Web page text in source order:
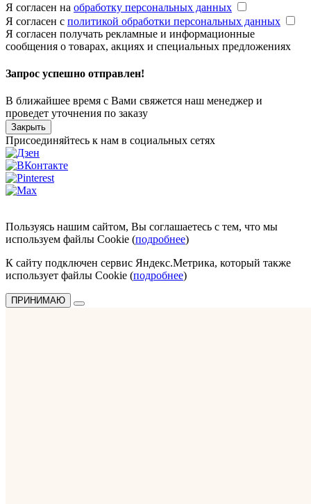
Я согласен на обработку персональных данных
Я согласен с политикой обработки персональных данных
Я согласен получать рекламные и информационные
сообщения о товарах, акциях и специальных предложениях
Запрос успешно отправлен!
В ближайшее время с Вами свяжется наш менеджер и
проведет уточнения по заказу
Закрыть
Присоединяйтесь к нам в социальных сетях
Пользуясь нашим сайтом, Вы соглашаетесь с тем, что мы
используем файлы Cookie (подробнее)
К сайту подключен сервис Яндекс.Метрика, который также
использует файлы Cookie (подробнее)
ПРИНИМАЮ